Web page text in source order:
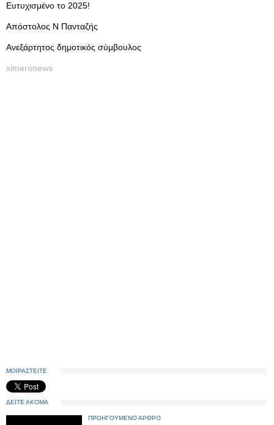
Ευτυχισμένο το 2025!
Απόστολος Ν Πανταζής
Aνεξάρτητος δημοτικός σύμβουλος
ximeronews
ΜΟΙΡΑΣΤΕΙΤΕ
ΔΕΙΤΕ ΑΚΟΜΑ
ΠΡΟΗΓΟΥΜΕΝΟ ΑΡΘΡΟ